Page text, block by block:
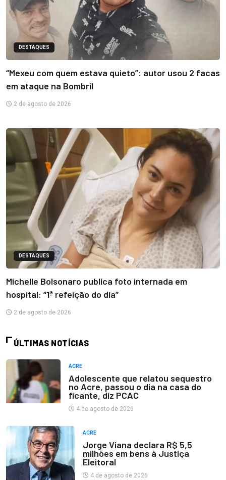
DESTAQUES
“Mexeu com quem estava quieto”: autor usou 2 facas
em ataque na Bombril
2 de agosto de 2026
DESTAQUES
Michelle Bolsonaro publica foto internada em
hospital: “1ª refeição do dia”
2 de agosto de 2026
ÚLTIMAS NOTÍCIAS
ACRE
Adolescente que relatou sequestro
no Acre, passou o dia na casa do
ficante, diz PCAC
4 de agosto de 2026
ACRE
Jorge Viana declara R$ 5,5
milhões em bens à Justiça
Eleitoral
4 de agosto de 2026